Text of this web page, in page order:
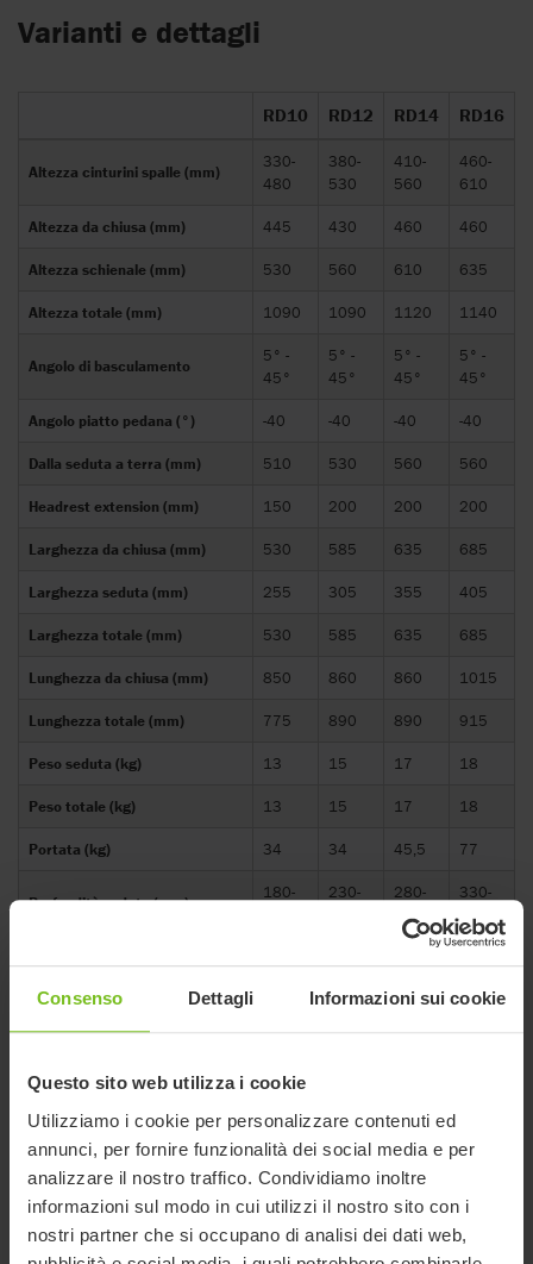
Consenso Dettagli Informazioni sui cookie
Questo sito web utilizza i cookie
Utilizziamo i cookie per personalizzare contenuti ed
annunci, per fornire funzionalità dei social media e per
analizzare il nostro traffico. Condividiamo inoltre
informazioni sul modo in cui utilizzi il nostro sito con i
nostri partner che si occupano di analisi dei dati web,
Varianti e dettagli
RD10 RD12 RD14 RD16
Altezza cinturini spalle (mm)
330-
480
380-
530
410-
560
460-
610
Altezza da chiusa (mm) 445 430 460 460
Altezza schienale (mm) 530 560 610 635
Altezza totale (mm) 1090 1090 1120 1140
Angolo di basculamento
5° -
45°
5° -
45°
5° -
45°
5° -
45°
Angolo piatto pedana (°) -40 -40 -40 -40
Dalla seduta a terra (mm) 510 530 560 560
Headrest extension (mm) 150 200 200 200
Larghezza da chiusa (mm) 530 585 635 685
Larghezza seduta (mm) 255 305 355 405
Larghezza totale (mm) 530 585 635 685
Lunghezza da chiusa (mm) 850 860 860 1015
Lunghezza totale (mm) 775 890 890 915
Peso seduta (kg) 13 15 17 18
Peso totale (kg) 13 15 17 18
Portata (kg) 34 34 45,5 77
Profondità seduta (mm)
180-
230-
280-
410
330-
460
Sedile con pedana separata
regolabile in inclinazione
ribaltata (mm)
235
280
Sedile con pedana unica
regolabile in inclinazione (mm)
230-
360
230-
360
280-
410
460
Sedile con pedana unica
130- 130- 235-